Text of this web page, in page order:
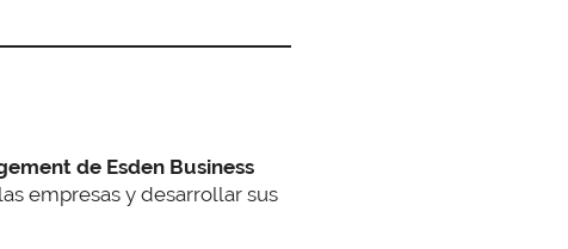
de Esden Business
empresas y desarrollar sus